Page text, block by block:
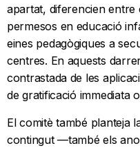
apartat, diferencien
permesos en educació
eines pedagògiques a
centres. En aquests
contrastada de les
de gratificació immediata
El comitè també planteja
contingut —també els